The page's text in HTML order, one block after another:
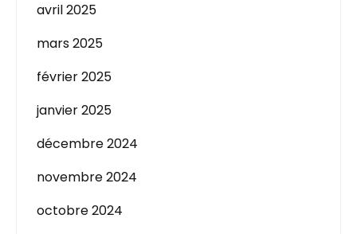
avril 2025
mars 2025
février 2025
janvier 2025
décembre 2024
novembre 2024
octobre 2024